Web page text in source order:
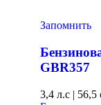
Запомнить
GBR357
3,4 л.с | 56,5